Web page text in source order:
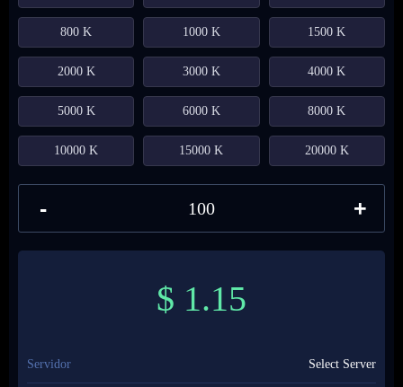
800 K 1000 K 1500 K
2000 K 3000 K 4000 K
5000 K 6000 K 8000 K
10000 K 15000 K 20000 K
- +
$ 1.15
Servidor Select Server